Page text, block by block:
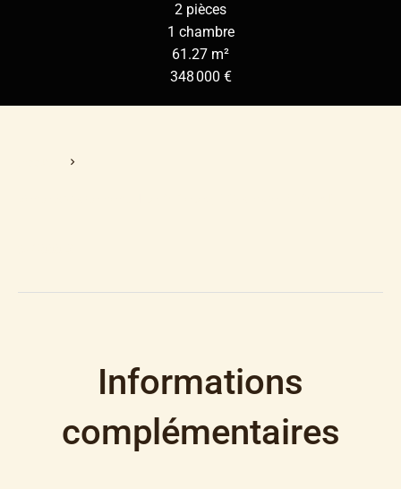
2 pièces
1 chambre
61.27 m²
348 000 €
Informations
complémentaires